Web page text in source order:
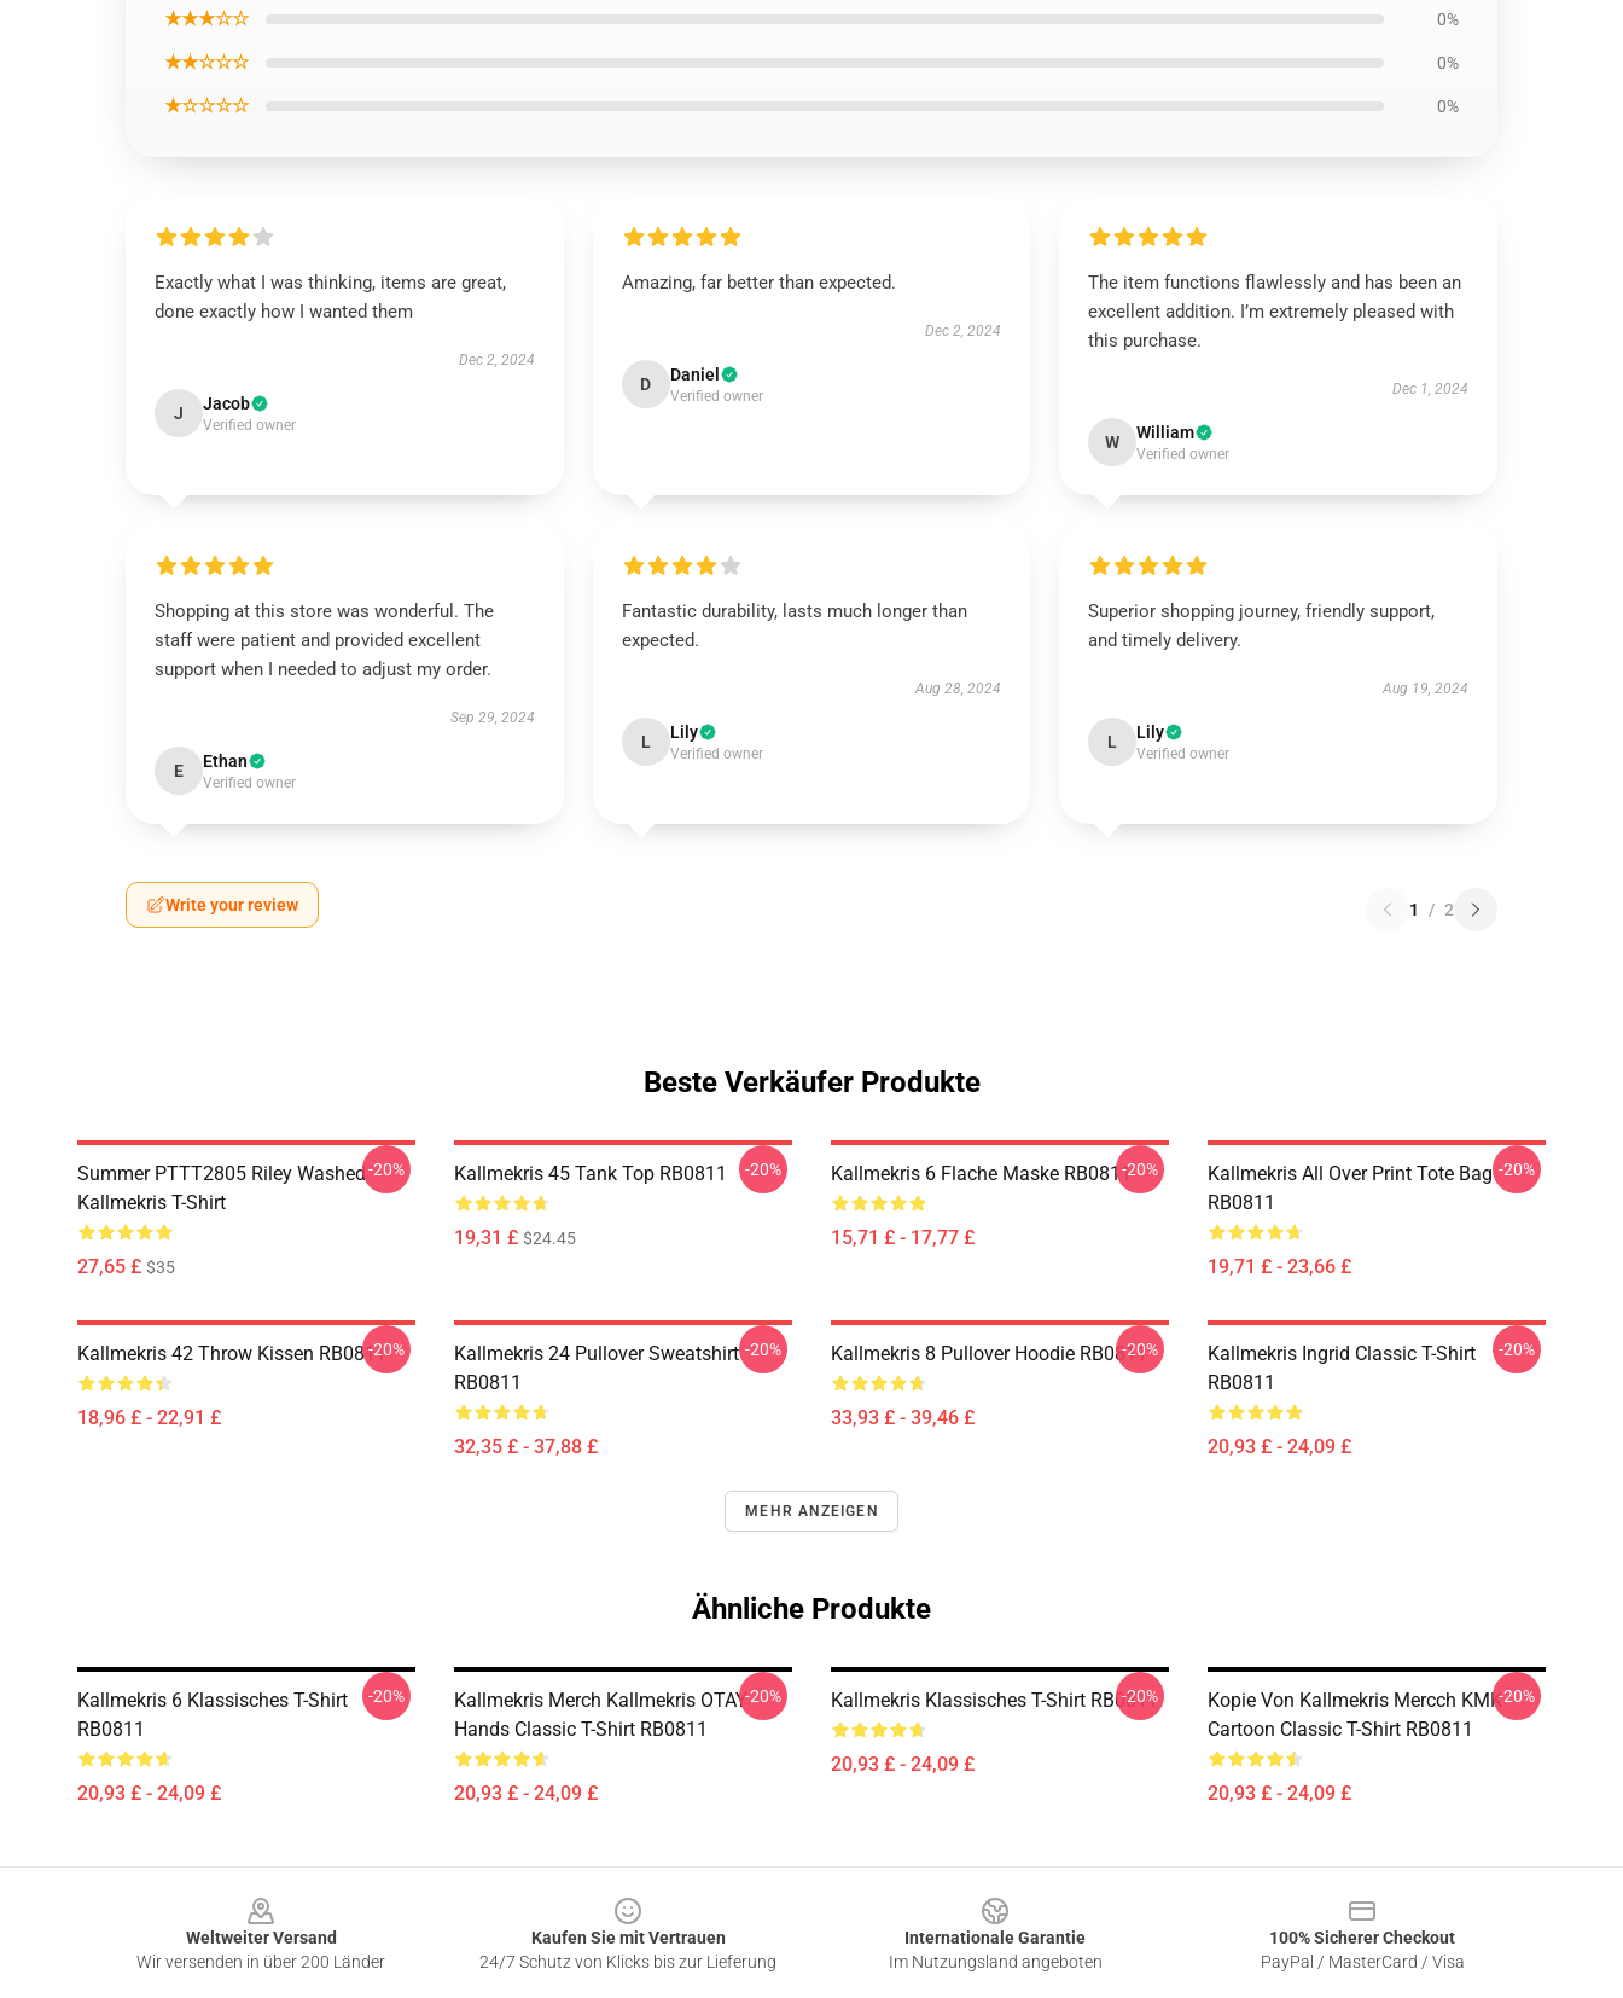
★★★☆☆ 0%
★★☆☆☆ 0%
★☆☆☆☆ 0%
Exactly what I was thinking, items are great,
done exactly how I wanted them
Dec 2, 2024
J Jacob
Verified owner
Amazing, far better than expected.
Dec 2, 2024
D Daniel
Verified owner
The item functions flawlessly and has been an
excellent addition. I’m extremely pleased with
this purchase.
Dec 1, 2024
W William
Verified owner
Shopping at this store was wonderful. The
staff were patient and provided excellent
support when I needed to adjust my order.
Sep 29, 2024
E Ethan
Verified owner
Fantastic durability, lasts much longer than
expected.
Aug 28, 2024
L Lily
Verified owner
Superior shopping journey, friendly support,
and timely delivery.
Aug 19, 2024
L Lily
Verified owner
Write your review 1 / 2
Beste Verkäufer Produkte
Summer PTTT2805 Riley Washed
Kallmekris T-Shirt
27,65 £ $35
-20% Kallmekris 45 Tank Top RB0811
19,31 £ $24.45
-20% Kallmekris 6 Flache Maske RB0811
15,71 £ - 17,77 £
-20%
Kallmekris All Over Print Tote Bag
RB0811
19,71 £ - 23,66 £
-20%
Kallmekris 42 Throw Kissen RB0811
18,96 £ - 22,91 £
-20%
Kallmekris 24 Pullover Sweatshirt
RB0811
32,35 £ - 37,88 £
-20% Kallmekris 8 Pullover Hoodie RB0811
33,93 £ - 39,46 £
-20%
Kallmekris Ingrid Classic T-Shirt
RB0811
20,93 £ - 24,09 £
-20%
MEHR ANZEIGEN
Ähnliche Produkte
Kallmekris 6 Klassisches T-Shirt
RB0811
20,93 £ - 24,09 £
-20%
Kallmekris Merch Kallmekris OTAY
Hands Classic T-Shirt RB0811
20,93 £ - 24,09 £
-20% Kallmekris Klassisches T-Shirt RB0811
20,93 £ - 24,09 £
-20%
Kopie Von Kallmekris Mercch KMK
Cartoon Classic T-Shirt RB0811
20,93 £ - 24,09 £
-20%
Weltweiter Versand
Wir versenden in über 200 Länder
Kaufen Sie mit Vertrauen
24/7 Schutz von Klicks bis zur Lieferung
Internationale Garantie
Im Nutzungsland angeboten
100% Sicherer Checkout
PayPal / MasterCard / Visa